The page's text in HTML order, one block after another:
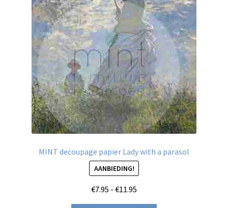
kan
gekozen
worden
op
de
productpagina
MINT decoupage papier Lady with a parasol
AANBIEDING!
€7.95 - €11.95